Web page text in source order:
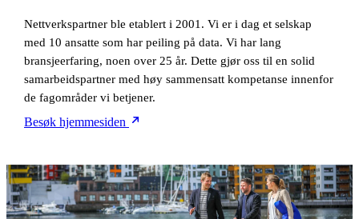
Nettverkspartner ble etablert i 2001. Vi er i dag et selskap
med 10 ansatte som har peiling på data. Vi har lang
bransjeerfaring, noen over 25 år. Dette gjør oss til en solid
samarbeidspartner med høy sammensatt kompetanse innenfor
de fagområder vi betjener.
Besøk hjemmesiden